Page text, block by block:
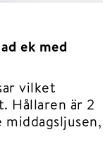
ek med
vilket
Hållaren är 2
middagsljusen,